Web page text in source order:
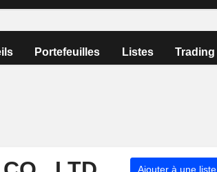
Portefeuilles Listes Trading
Ajouter à une liste